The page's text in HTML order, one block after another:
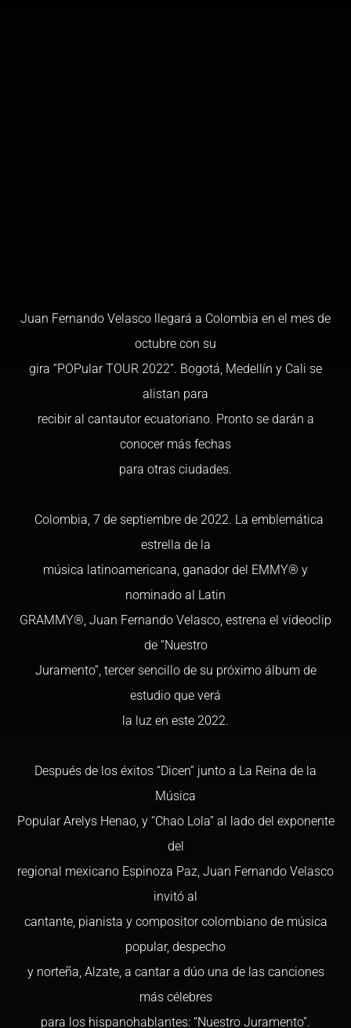
Juan Fernando Velasco llegará a Colombia en el mes de
octubre con su
gira “POPular TOUR 2022”. Bogotá, Medellín y Cali se
alistan para
recibir al cantautor ecuatoriano. Pronto se darán a
conocer más fechas
para otras ciudades.
Colombia, 7 de septiembre de 2022. La emblemática
estrella de la
música latinoamericana, ganador del EMMY® y
nominado al Latin
GRAMMY®, Juan Fernando Velasco, estrena el videoclip
de “Nuestro
Juramento”, tercer sencillo de su próximo álbum de
estudio que verá
la luz en este 2022.
Después de los éxitos “Dicen” junto a La Reina de la
Música
Popular Arelys Henao, y “Chao Lola” al lado del exponente
del
regional mexicano Espinoza Paz, Juan Fernando Velasco
invitó al
cantante, pianista y compositor colombiano de música
popular, despecho
y norteña, Alzate, a cantar a dúo una de las canciones
más célebres
para los hispanohablantes: “Nuestro Juramento”.